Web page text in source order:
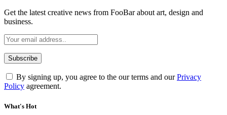
Get the latest creative news from FooBar about art, design and
business.
By signing up, you agree to the our terms and ourPrivacy
Policy agreement.
What's Hot